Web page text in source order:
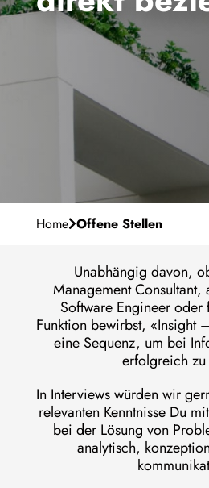
Unser Purpose
Management-Team
Standorte
Karriere
Persönliche Entwicklung
Offene Stellen
de
Home Offene Stellen
Unabhängig davon,
Management
Software Engineer
Funktion bewirbst, «Insight
eine Sequenz, um bei
erfolgreich zu
In Interviews würden wir
relevanten Kenntnisse Du
bei der Lösung von
analytisch,